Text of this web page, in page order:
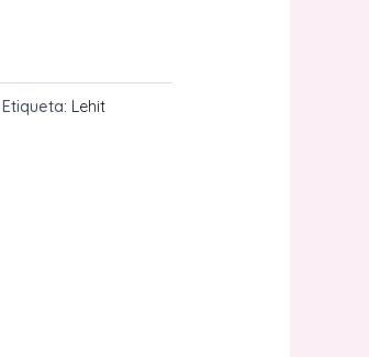
Etiqueta: Lehit